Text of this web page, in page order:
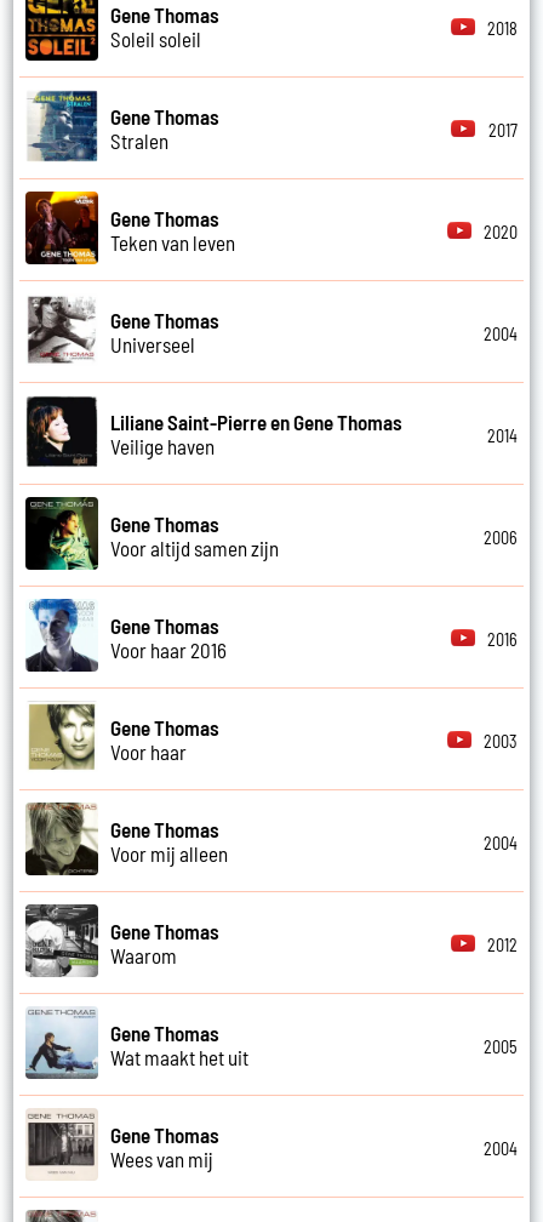
Gene Thomas
Soleil soleil
2018
Gene Thomas
Stralen
2017
Gene Thomas
Teken van leven
2020
Gene Thomas
Universeel
2004
Liliane Saint-Pierre en Gene Thomas
Veilige haven
2014
Gene Thomas
Voor altijd samen zijn
2006
Gene Thomas
Voor haar 2016
2016
Gene Thomas
Voor haar
2003
Gene Thomas
Voor mij alleen
2004
Gene Thomas
Waarom
2012
Gene Thomas
Wat maakt het uit
2005
Gene Thomas
Wees van mij
2004